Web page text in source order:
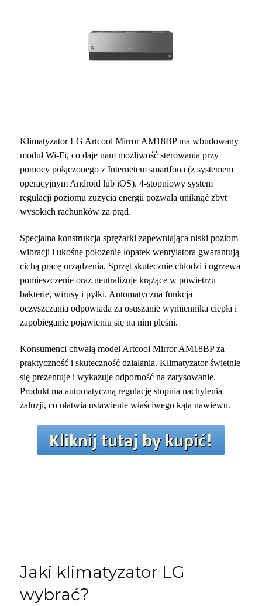
Klimatyzator LG Artcool Mirror AM18BP ma wbudowany
moduł Wi-Fi, co daje nam możliwość sterowania przy
pomocy połączonego z Internetem smartfona (z systemem
operacyjnym Android lub iOS). 4-stopniowy system
regulacji poziomu zużycia energii pozwala uniknąć zbyt
wysokich rachunków za prąd.
Specjalna konstrukcja sprężarki zapewniająca niski poziom
wibracji i ukośne położenie łopatek wentylatora gwarantują
cichą pracę urządzenia. Sprzęt skutecznie chłodzi i ogrzewa
pomieszczenie oraz neutralizuje krążące w powietrzu
bakterie, wirusy i pyłki. Automatyczna funkcja
oczyszczania odpowiada za osuszanie wymiennika ciepła i
zapobieganie pojawieniu się na nim pleśni.
Konsumenci chwalą model Artcool Mirror AM18BP za
praktyczność i skuteczność działania. Klimatyzator świetnie
się prezentuje i wykazuje odporność na zarysowanie.
Produkt ma automatyczną regulację stopnia nachylenia
żaluzji, co ułatwia ustawienie właściwego kąta nawiewu.
Jaki klimatyzator LG
wybrać?